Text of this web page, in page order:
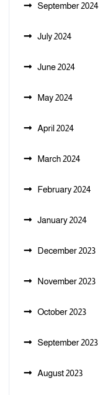
September 2024
July 2024
June 2024
May 2024
April 2024
March 2024
February 2024
January 2024
December 2023
November 2023
October 2023
September 2023
August 2023